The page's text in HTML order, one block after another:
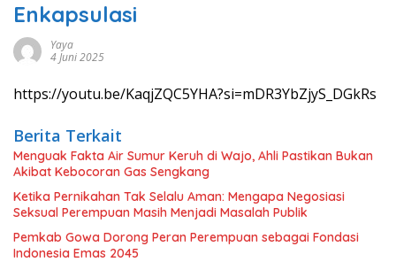
Enkapsulasi
Yaya
4 Juni 2025
https://youtu.be/KaqjZQC5YHA?si=mDR3YbZjyS_DGkRs
Berita Terkait
Menguak Fakta Air Sumur Keruh di Wajo, Ahli Pastikan Bukan
Akibat Kebocoran Gas Sengkang
Ketika Pernikahan Tak Selalu Aman: Mengapa Negosiasi
Seksual Perempuan Masih Menjadi Masalah Publik
Pemkab Gowa Dorong Peran Perempuan sebagai Fondasi
Indonesia Emas 2045